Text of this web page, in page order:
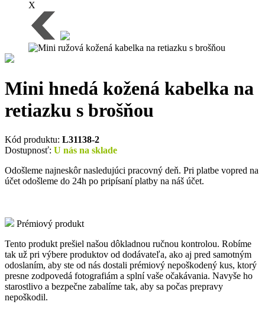
X
Mini hnedá kožená kabelka na
retiazku s brošňou
Kód produktu: L31138-2
Dostupnosť: U nás na sklade
Odošleme najneskôr nasledujúci pracovný deň. Pri platbe vopred na
účet odošleme do 24h po pripísaní platby na náš účet.
Prémiový produkt
Tento produkt prešiel našou dôkladnou ručnou kontrolou. Robíme
tak už pri výbere produktov od dodávateľa, ako aj pred samotným
odoslaním, aby ste od nás dostali prémiový nepoškodený kus, ktorý
presne zodpovedá fotografiám a splní vaše očakávania. Navyše ho
starostlivo a bezpečne zabalíme tak, aby sa počas prepravy
nepoškodil.